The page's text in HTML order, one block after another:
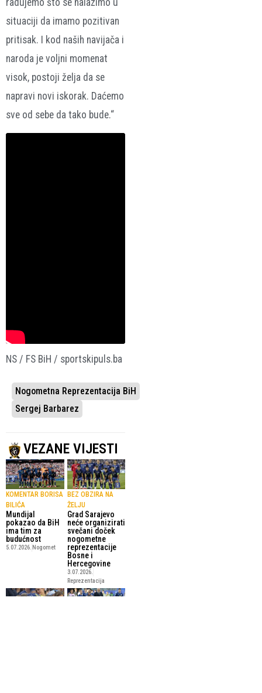
radujemo što se nalazimo u
situaciji da imamo pozitivan
pritisak. I kod naših navijača i
naroda je voljni momenat
visok, postoji želja da se
napravi novi iskorak. Daćemo
sve od sebe da tako bude.“
NS / FS BiH / sportskipuls.ba
Nogometna Reprezentacija BiH
Sergej Barbarez
VEZANE VIJESTI
KOMENTAR BORISA
BILIĆA
Mundijal
pokazao da BiH
ima tim za
budućnost
5.07.2026. Nogomet
BEZ OBZIRA NA
ŽELJU
Grad Sarajevo
neće organizirati
svečani doček
nogometne
reprezentacije
Bosne i
Hercegovine
3.07.2026.
Reprezentacija